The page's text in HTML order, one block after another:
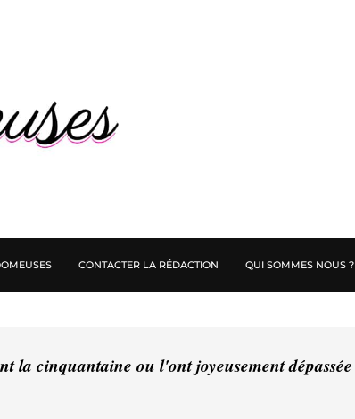
CONTACTER LA RÉDACTION QUI SOMMES NOUS ?
la cinquantaine ou l'ont joyeusement dépassée